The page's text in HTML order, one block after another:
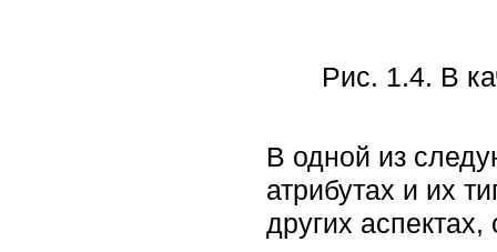
Рис. 1.4. В
В одной из
атрибутах и их
других